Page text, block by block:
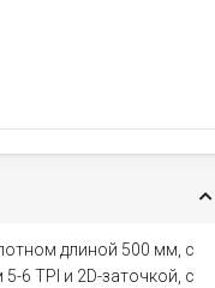
длиной 500 мм, с
6 TPI и 2D-заточкой, с